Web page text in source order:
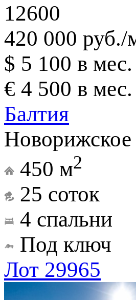
12600
420 000 руб./
$ 5 100 в мес.
€ 4 500 в мес.
Балтия
450 м2
25 соток
4 спальни
Под ключ
Лот 29965